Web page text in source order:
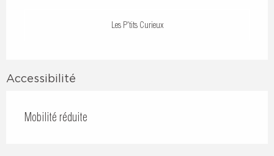
Les P'tits Curieux
Accessibilité
Mobilité réduite